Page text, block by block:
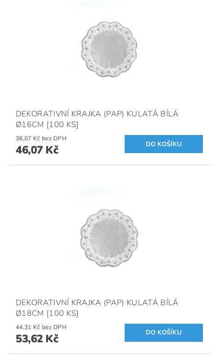
DEKORATIVNÍ KRAJKA (PAP) KULATÁ BÍLÁ
Ø16CM [100 KS]
38,07 Kč bez DPH
46,07 Kč
DEKORATIVNÍ KRAJKA (PAP) KULATÁ BÍLÁ
Ø18CM [100 KS]
44,31 Kč bez DPH
53,62 Kč